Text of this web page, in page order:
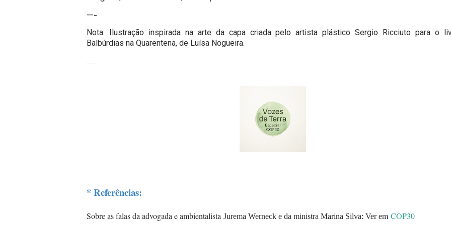
—-
Nota: Ilustração inspirada na arte da capa criada pelo artista plástico Sergio Ricciuto para o
Balbúrdias na Quarentena, de Luísa Nogueira.
—-
* Referências:
Sobre as falas da advogada e ambientalista Jurema Werneck e da ministra Marina Silva: Ver em COP30